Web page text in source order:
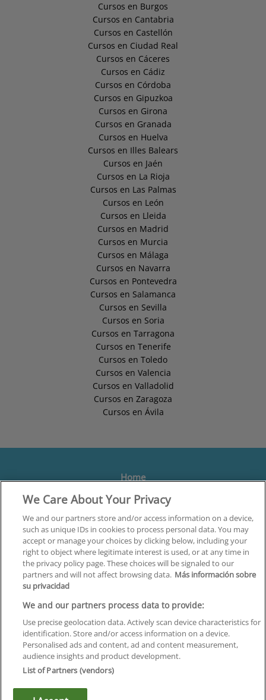
Cursos en Burgos
Cursos en Cantabria
Cursos en Castellón
Cursos en Ciudad Real
Cursos en Cáceres
Cursos en Cádiz
Cursos en Córdoba
Cursos en Gipuzkoa
Cursos en Girona
Cursos en Granada
Cursos en Huelva
Cursos en Illes Balears
Cursos en Jaén
Cursos en La Rioja
Cursos en Las Palmas
Cursos en León
Cursos en Lleida
Cursos en Madrid
Cursos en Murcia
Cursos en Málaga
Cursos en Navarra
Cursos en Pontevedra
Cursos en Salamanca
Cursos en Sevilla
Cursos en Soria
Cursos en Tarragona
Cursos en Tenerife
Cursos en Toledo
Cursos en Valencia
Cursos en Valladolid
Cursos en Zaragoza
Cursos en Ávila
Home
Formación
Centros
Orientación
Quiénes somos
Contacta
Aviso Legal
Política de Privacidad
Política de Cookies
Canal Ético
We Care About Your Privacy
We and our partners store and/or access information on a device,
such as unique IDs in cookies to process personal data. You may
accept or manage your choices by clicking below, including your
right to object where legitimate interest is used, or at any time in
the privacy policy page. These choices will be signaled to our
partners and will not affect browsing data. Más información sobre
su privacidad
We and our partners process data to provide:
Use precise geolocation data. Actively scan device characteristics for
identification. Store and/or access information on a device.
Personalised ads and content, ad and content measurement,
audience insights and product development.
List of Partners (vendors)